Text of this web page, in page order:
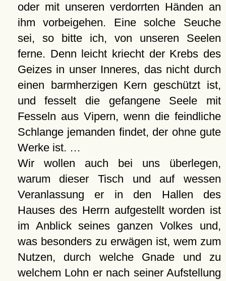
oder mit unseren verdorrten Händen an
ihm vorbeigehen. Eine solche Seuche
sei, so bitte ich, von unseren Seelen
ferne. Denn leicht kriecht der Krebs des
Geizes in unser Inneres, das nicht durch
einen barmherzigen Kern geschützt ist,
und fesselt die gefangene Seele mit
Fesseln aus Vipern, wenn die feindliche
Schlange jemanden findet, der ohne gute
Werke ist. …
Wir wollen auch bei uns überlegen,
warum dieser Tisch und auf wessen
Veranlassung er in den Hallen des
Hauses des Herrn aufgestellt worden ist
im Anblick seines ganzen Volkes und,
was besonders zu erwägen ist, wem zum
Nutzen, durch welche Gnade und zu
welchem Lohn er nach seiner Aufstellung